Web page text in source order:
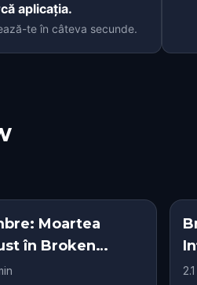
aplicația.
te în câteva secunde.
Moartea
în Broken